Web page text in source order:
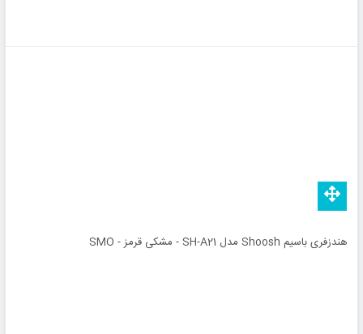
هندزفری باسیم Shoosh مدل SH-A21 - مشکی قرمز - SMO